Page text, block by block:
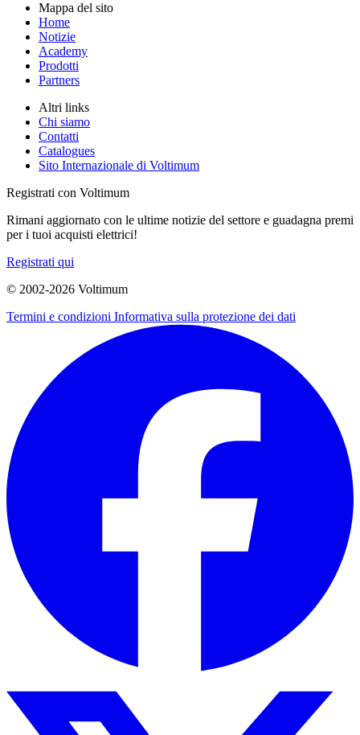
Mappa del sito
Home
Notizie
Academy
Prodotti
Partners
Altri links
Chi siamo
Contatti
Catalogues
Sito Internazionale di Voltimum
Registrati con Voltimum
Rimani aggiornato con le ultime notizie del settore e guadagna premi
per i tuoi acquisti elettrici!
Registrati qui
© 2002-2026 Voltimum
Termini e condizioni Informativa sulla protezione dei dati